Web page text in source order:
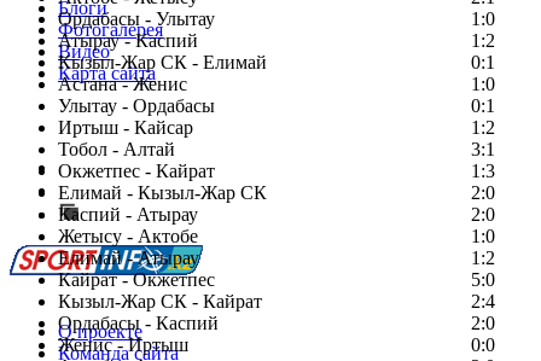
Ордабасы - Улытау
1:0
Атырау - Каспий
1:2
Кызыл-Жар СК - Елимай
0:1
Астана - Женис
1:0
Улытау - Ордабасы
0:1
Иртыш - Кайсар
1:2
Тобол - Алтай
3:1
Окжетпес - Кайрат
1:3
Елимай - Кызыл-Жар СК
2:0
Каспий - Атырау
2:0
Жетысу - Актобе
1:0
Елимай - Атырау
1:2
Кайрат - Окжетпес
5:0
Кызыл-Жар СК - Кайрат
2:4
Ордабасы - Каспий
2:0
Женис - Иртыш
0:0
Блоги
Фотогалерея
Видео
Карта сайта
Есть идея?
Сообщить о мероприятии
Перейти на старый сайт
О проекте
Команда сайта